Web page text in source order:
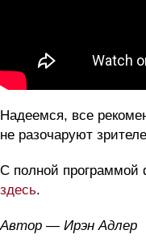
Надеемся, все
не разочаруют
С полной программой
здесь.
Автор — Ирэн Адлер